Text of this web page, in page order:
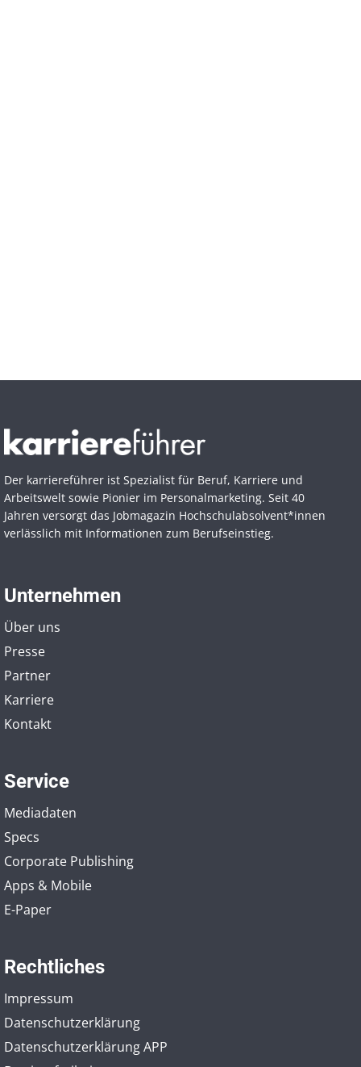
Der karriereführer ist Spezialist für Beruf, Karriere und
Arbeitswelt sowie Pionier im Personal­marketing. Seit 40
Jahren versorgt das Jobmagazin Hochschul­absolvent*innen
verlässlich mit Informationen zum Berufseinstieg.
Unternehmen
Über uns
Presse
Partner
Karriere
Kontakt
Service
Mediadaten
Specs
Corporate Publishing
Apps & Mobile
E-Paper
Rechtliches
Impressum
Datenschutzerklärung
Datenschutzerklärung APP